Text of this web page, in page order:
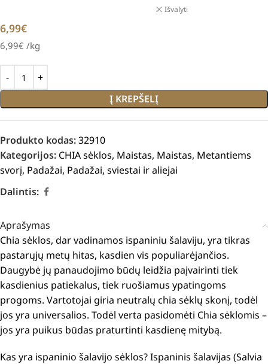
Išvalyti
6,99€
6,99€ /kg
Į KREPŠELĮ
Produkto kodas:32910
Kategorijos: CHIA sėklos, Maistas, Maistas, Metantiems
svorį, Padažai, Padažai, sviestai ir aliejai
Dalintis:
Aprašymas
Chia sėklos, dar vadinamos ispaniniu šalaviju, yra tikras
pastarųjų metų hitas, kasdien vis populiarėjančios.
Daugybė jų panaudojimo būdų leidžia paįvairinti tiek
kasdienius patiekalus, tiek ruošiamus ypatingoms
progoms. Vartotojai giria neutralų chia sėklų skonį, todėl
jos yra universalios. Todėl verta pasidomėti Chia sėklomis –
jos yra puikus būdas praturtinti kasdienę mitybą.
Kas yra ispaninio šalavijo sėklos?Ispaninis šalavijas (Salvia